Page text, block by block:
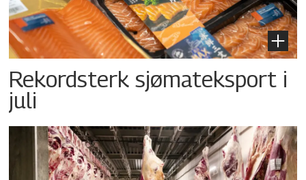
Rekordsterk sjømateksport i
juli